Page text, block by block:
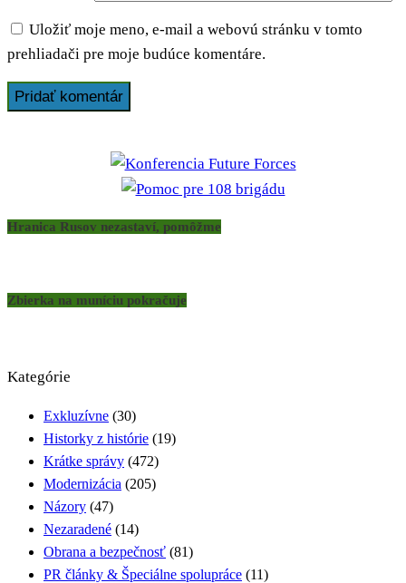
Uložiť moje meno, e-mail a webovú stránku v tomto
prehliadači pre moje budúce komentáre.
Hranica Rusov nezastaví, pomôžme
Zbierka na muníciu pokračuje
Kategórie
Exkluzívne (30)
Historky z histórie (19)
Krátke správy (472)
Modernizácia (205)
Názory (47)
Nezaradené (14)
Obrana a bezpečnosť (81)
PR články & Špeciálne spolupráce (11)